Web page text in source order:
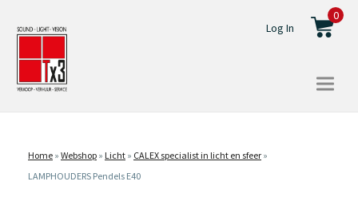
Log In
0
Home » Webshop » Licht » CALEX specialist in licht en sfeer »
LAMPHOUDERS Pendels E40